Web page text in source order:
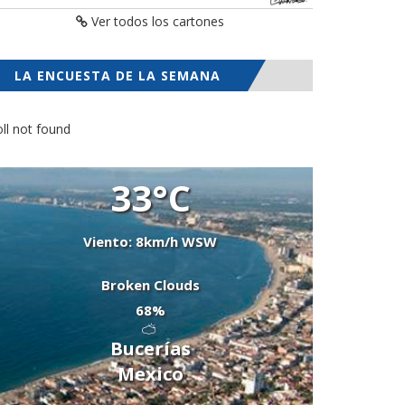
Ver todos los cartones
LA ENCUESTA DE LA SEMANA
not found
33°C
Viento: 8km/h WSW
Broken Clouds
68%
Bucerías
Mexico